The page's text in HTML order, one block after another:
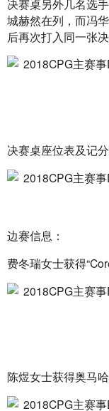
决赛桌另外几名选
城赫然在列，而冯
后再次打入同一张决
决赛桌座位表及记分
边赛信息：
费冬瑞女士获得
陈煜女士获得奥马